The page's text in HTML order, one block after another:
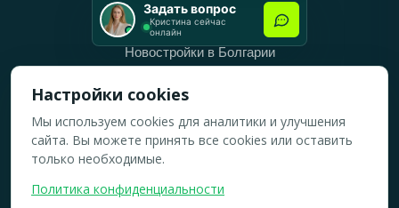
Дома в Болгарии
Новостройки в Болгарии
Вторичное жильё в Болгарии
Рабочее время
ПН-ПТ: 10:00 — 18:00
ВС: Выходной
Задать вопрос
Кристина сейчас
онлайн
Настройки cookies
Мы используем cookies для аналитики и улучшения
сайта. Вы можете принять все cookies или оставить
только необходимые.
Политика конфиденциальности